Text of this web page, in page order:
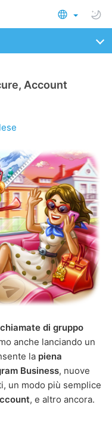
Account
chiamate di gruppo
anche lanciando un
la piena
Business, nuove
un modo più semplice
, e altro ancora.